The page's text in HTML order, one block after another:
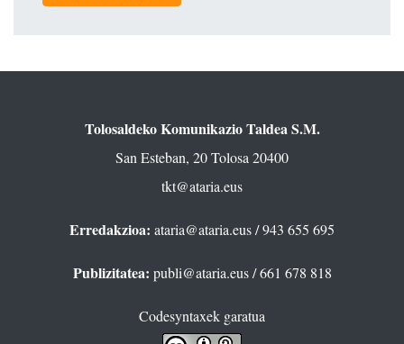
Tolosaldeko Komunikazio Taldea S.M.
San Esteban, 20 Tolosa 20400
tkt@ataria.eus
Erredakzioa: ataria@ataria.eus/ 943 655 695
Publizitatea: publi@ataria.eus/ 661 678 818
Codesyntaxek garatua